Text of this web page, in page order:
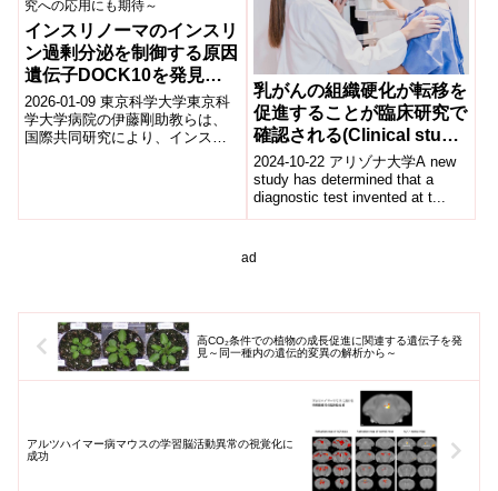
インスリノーマのインスリ
ン過剰分泌を制御する原因
遺伝子DOCK10を発見～
新規診断マーカーの同定と
治療標的の提示、糖尿病研
究への応用にも期待～
2026-01-09 東京科学大学東京科
学大学病院の伊藤剛助教らは、
国際共同研究により、インスリ
乳がんの組織硬化が転移を
促進することが臨床研究で
確認される(Clinical study
confirms tissue stiffening
in breast cancer can
drive metastasis)
2024-10-22 アリゾナ大学A new
study has determined that a
diagnostic test invented at t...
ad
高CO₂条件での植物の成長促進に関連する遺伝子を発
見～同一種内の遺伝的変異の解析から～
アルツハイマー病マウスの学習脳活動異常の視覚化に
成功